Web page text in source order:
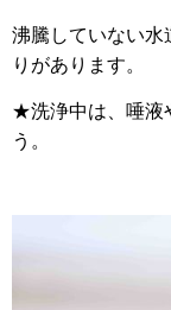
沸騰していない水
りがあります。
★洗浄中は、唾液
う。